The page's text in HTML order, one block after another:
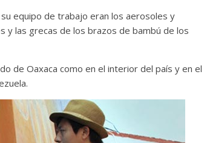
equipo de trabajo eran los aerosoles y
y las grecas de los brazos de bambú de los
de Oaxaca como en el interior del país y en el